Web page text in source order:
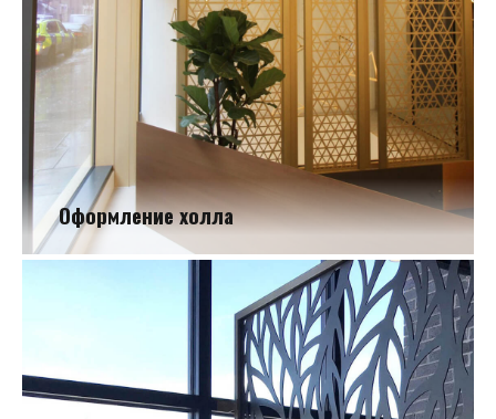
Оформление холла